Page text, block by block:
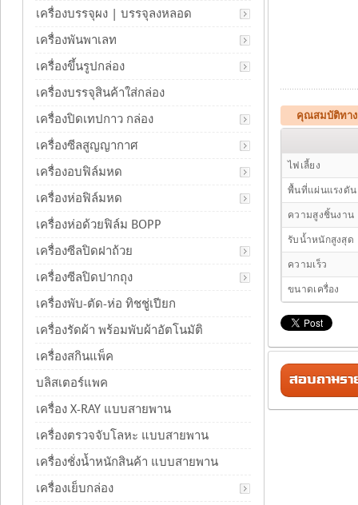
คุณสมบัติทาง
ไฟเลี้ยง
พื้นที่แผ่นแรงดัน
ความสูงชิ้นงาน
รับน้ำหนักสูงสุด
ความเร็ว
ขนาดเครื่อง
สอบถามรา
เครื่องบรรจุผง | บรรจุลงหลอด
เครื่องพันพาเลท
เครื่องขึ้นรูปกล่อง
เครื่องบรรจุสินค้าใส่กล่อง
เครื่องปิดเทปกาว กล่อง
เครื่องซีลสูญญากาศ
เครื่องอบฟิล์มหด
เครื่องห่อฟิล์มหด
เครื่องห่อด้วยฟิล์ม BOPP
เครื่องซีลปิดฝาถ้วย
เครื่องซีลปิดปากถุง
เครื่องพับ-ตัด-ห่อ ทิชชู่เปียก
เครื่องรัดผ้า พร้อมพับผ้าอัตโนมัติ
เครื่องสกินแพ็ค
บลิสเตอร์แพค
เครื่อง X-RAY แบบสายพาน
เครื่องตรวจจับโลหะ แบบสายพาน
เครื่องชั่งน้ำหนักสินค้า แบบสายพาน
เครื่องเย็บกล่อง